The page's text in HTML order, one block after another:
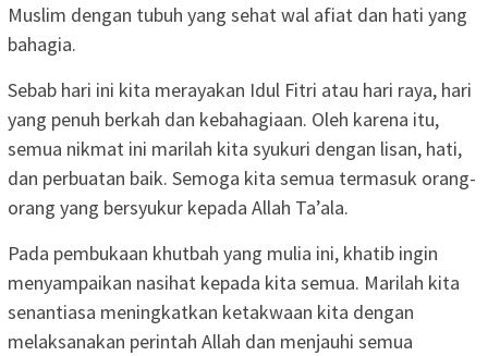
Muslim dengan tubuh yang sehat wal afiat dan hati yang
bahagia.
Sebab hari ini kita merayakan Idul Fitri atau hari raya, hari
yang penuh berkah dan kebahagiaan. Oleh karena itu,
semua nikmat ini marilah kita syukuri dengan lisan, hati,
dan perbuatan baik. Semoga kita semua termasuk orang-
orang yang bersyukur kepada Allah Ta’ala.
Pada pembukaan khutbah yang mulia ini, khatib ingin
menyampaikan nasihat kepada kita semua. Marilah kita
senantiasa meningkatkan ketakwaan kita dengan
melaksanakan perintah Allah dan menjauhi semua